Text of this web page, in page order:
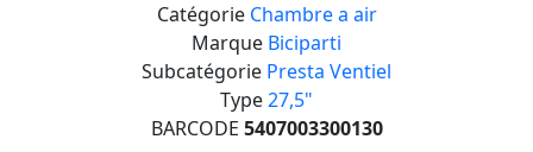
Catégorie Chambre a air
Marque Biciparti
Subcatégorie Presta Ventiel
Type27,5"
BARCODE 5407003300130